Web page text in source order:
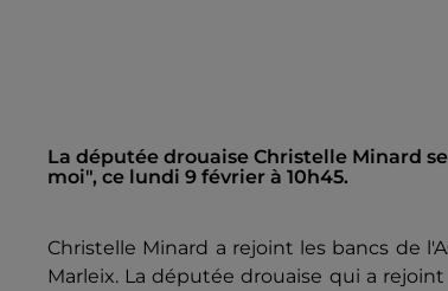
La députée drouaise Christelle Minard
moi", ce lundi 9 février à 10h45.
Christelle Minard a rejoint les bancs de
Marleix. La députée drouaise qui a